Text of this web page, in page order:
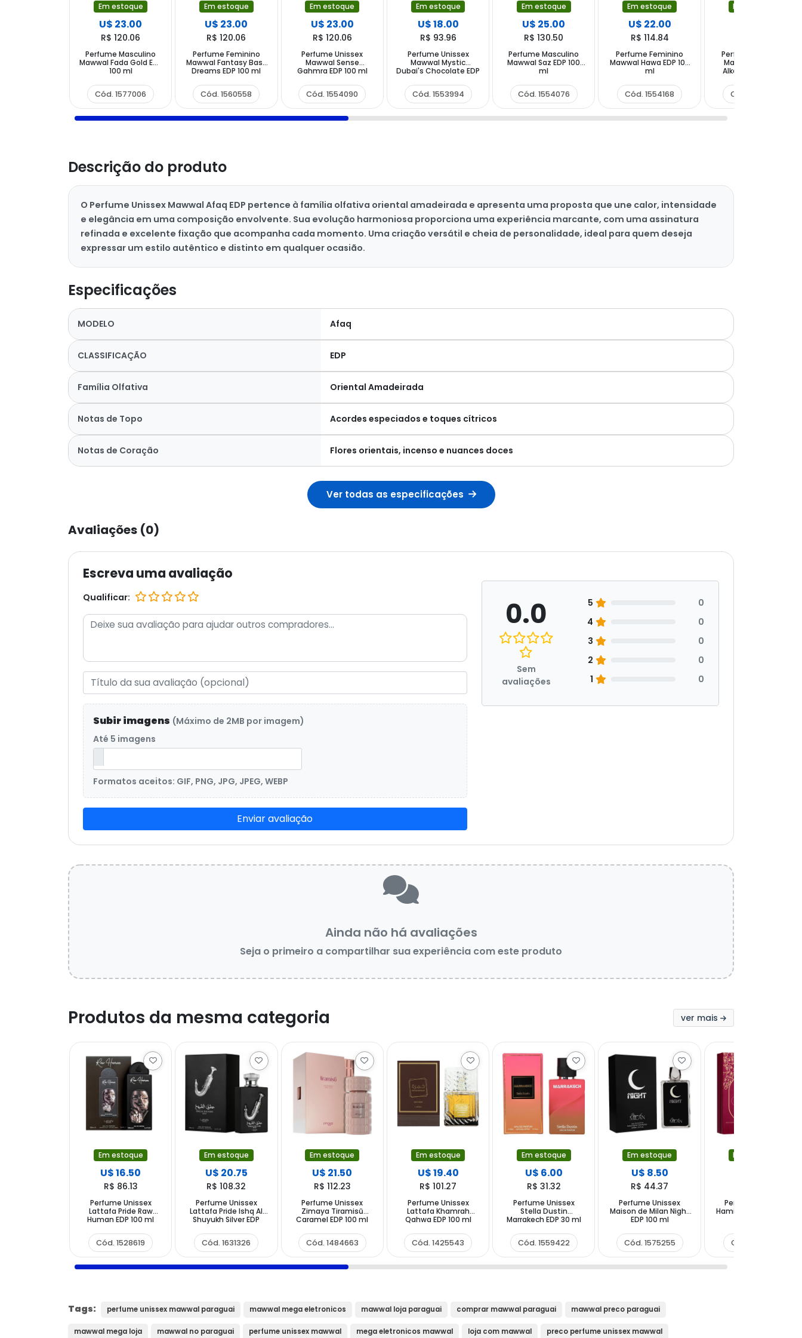
Em estoque
U$ 23.00
R$ 120.06
Perfume Masculino
Mawwal Fada Gold EDP
100 ml
Cód. 1577006
Em estoque
U$ 23.00
R$ 120.06
Perfume Feminino
Mawwal Fantasy Basir
Dreams EDP 100 ml
Cód. 1560558
Em estoque
U$ 23.00
R$ 120.06
Perfume Unissex
Mawwal Sense
Gahmra EDP 100 ml
Cód. 1554090
Em estoque
U$ 18.00
R$ 93.96
Perfume Unissex
Mawwal Mystic
Dubai's Chocolate EDP
Cód. 1553994
Em estoque
U$ 25.00
R$ 130.50
Perfume Masculino
Mawwal Saz EDP 100
ml
Cód. 1554076
Em estoque
U$ 22.00
R$ 114.84
Perfume Feminino
Mawwal Hawa EDP 100
ml
Cód. 1554168
Em estoque
Perfume Feminino
Mawwal Universe
Alkawn EDP 100 ml
Cód. 1554106
Descrição do produto
O Perfume Unissex Mawwal Afaq EDP pertence à família olfativa oriental amadeirada e apresenta uma proposta que une calor, intensidade
e elegância em uma composição envolvente. Sua evolução harmoniosa proporciona uma experiência marcante, com uma assinatura
refinada e excelente fixação que acompanha cada momento. Uma criação versátil e cheia de personalidade, ideal para quem deseja
expressar um estilo autêntico e distinto em qualquer ocasião.
Especificações
MODELO Afaq
CLASSIFICAÇÃO EDP
Família Olfativa Oriental Amadeirada
Notas de Topo Acordes especiados e toques cítricos
Notas de Coração Flores orientais, incenso e nuances doces
Ver todas as especificações
Avaliações (0)
Escreva uma avaliação
Qualificar:
Subir imagens (Máximo de 2MB por imagem)
Até 5 imagens
Formatos aceitos: GIF, PNG, JPG, JPEG, WEBP
Enviar avaliação
0.0
Sem
avaliações
5
0
4
0
3
0
2
0
1
0
Ainda não há avaliações
Seja o primeiro a compartilhar sua experiência com este produto
Produtos da mesma categoria ver mais
Em estoque
U$ 16.50
R$ 86.13
Perfume Unissex
Lattafa Pride Raw
Human EDP 100 ml
Cód. 1528619
Em estoque
U$ 20.75
R$ 108.32
Perfume Unissex
Lattafa Pride Ishq Al
Shuyukh Silver EDP
Cód. 1631326
Em estoque
U$ 21.50
R$ 112.23
Perfume Unissex
Zimaya Tiramisũ
Caramel EDP 100 ml
Cód. 1484663
Em estoque
U$ 19.40
R$ 101.27
Perfume Unissex
Lattafa Khamrah
Qahwa EDP 100 ml
Cód. 1425543
Em estoque
U$ 6.00
R$ 31.32
Perfume Unissex
Stella Dustin
Marrakech EDP 30 ml
Cód. 1559422
Em estoque
U$ 8.50
R$ 44.37
Perfume Unissex
Maison de Milan Night
EDP 100 ml
Cód. 1575255
Em estoque
Perfume Unissex
Hamidi Daliya EDP 100
Cód. 1551730
Tags: perfume unissex mawwal paraguai mawwal mega eletronicos mawwal loja paraguai comprar mawwal paraguai mawwal preco paraguai
mawwal mega loja mawwal no paraguai perfume unissex mawwal mega eletronicos mawwal loja com mawwal preco perfume unissex mawwal